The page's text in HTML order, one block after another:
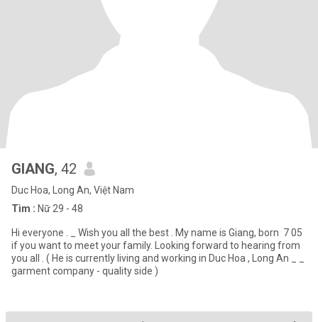
GIANG, 42
Duc Hoa, Long An, Việt Nam
Tìm : Nữ 29 - 48
Hi everyone . _ Wish you all the best . My name is Giang, born 7 05
if you want to meet your family. Looking forward to hearing from
you all . ( He is currently living and working in Duc Hoa , Long An _ _
garment company - quality side )